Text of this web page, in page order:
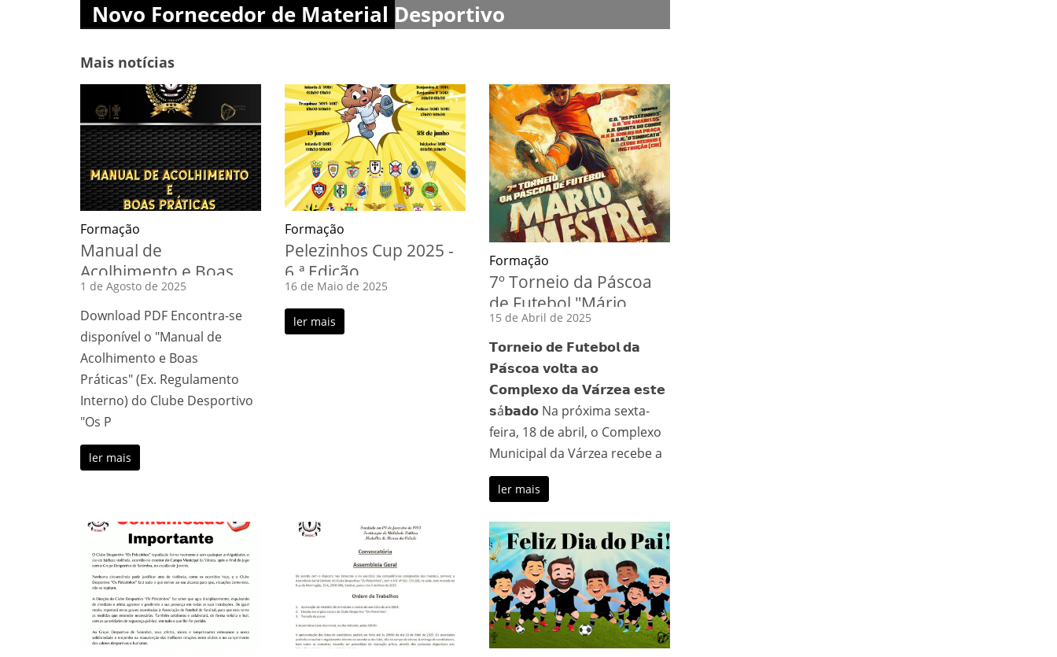
Novo Fornecedor de Material Desportivo
Mais notícias
Formação
Manual de
Acolhimento e Boas
Práticas
1 de Agosto de 2025
Download PDF Encontra-se
disponível o "Manual de
Acolhimento e Boas
Práticas" (Ex. Regulamento
Interno) do Clube Desportivo
"Os P
ler mais
Formação
Pelezinhos Cup 2025 -
6.ª Edição
16 de Maio de 2025
ler mais
Formação
7º Torneio da Páscoa
de Futebol "Mário
Mestre" 2025
15 de Abril de 2025
𝗧𝗼𝗿𝗻𝗲𝗶𝗼 𝗱𝗲 𝗙𝘂𝘁𝗲𝗯𝗼𝗹 𝗱𝗮
𝗣𝗮́𝘀𝗰𝗼𝗮 𝘃𝗼𝗹𝘁𝗮 𝗮𝗼
𝗖𝗼𝗺𝗽𝗹𝗲𝘅𝗼 𝗱𝗮 𝗩𝗮́𝗿𝘇𝗲𝗮 𝗲𝘀𝘁𝗲
𝘀á𝗯𝗮𝗱𝗼 Na próxima sexta-
feira, 18 de abril, o Complexo
Municipal da Várzea recebe a
ler mais